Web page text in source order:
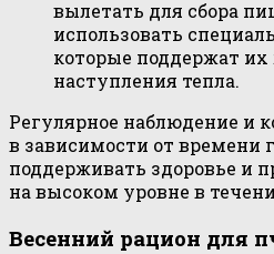
вылетать для сбора
использовать
которые поддержат
наступления тепла.
Регулярное наблюдение и
в зависимости от времени
поддерживать здоровье и
на высоком уровне в
Весенний рацион для